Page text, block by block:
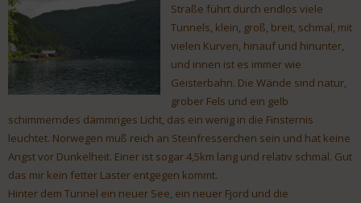
Straße führt durch endlos viele
Tunnels, klein, groß, breit, schmal, mit
vielen Kurven, hinauf und hinunter,
und innen ist es immer wie
Geisterbahn. Die Wände sind natur,
grober Fels und ein gelb
schimmerndes dämmriges Licht, das ein wenig in die Finsternis
leuchtet. Norwegen muß reich an Steinfresserchen sein und hat keine
Angst vor Dunkelheit. Einer ist sogar 4,5km lang und relativ schmal. Gut
das mir kein fetter Laster entgegen kommt.
Hinter dem Tunnel ein neuer See, ein neuer Fjord und die